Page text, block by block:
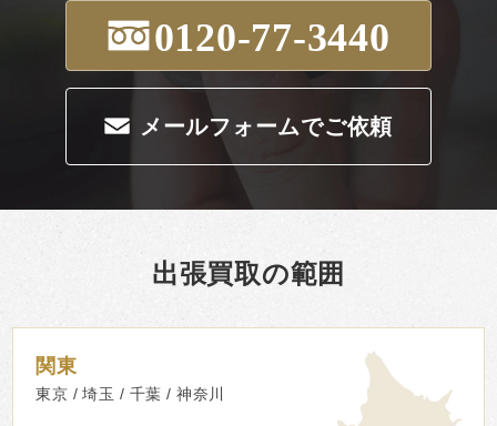
0120-77-3440
メールフォームでご依頼
出張買取の範囲
関東
東京 埼玉 千葉 神奈川